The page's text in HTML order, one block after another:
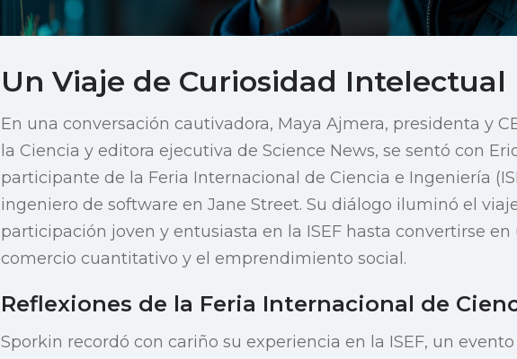
Un Viaje de Curiosidad Intelectual
En una conversación cautivadora, Maya Ajmera, presidenta y
la Ciencia y editora ejecutiva de Science News, se sentó con
participante de la Feria Internacional de Ciencia e Ingeniería
ingeniero de software en Jane Street. Su diálogo iluminó el
participación joven y entusiasta en la ISEF hasta convertirse
comercio cuantitativo y el emprendimiento social.
Reflexiones de la Feria Internacional de
Sporkin recordó con cariño su experiencia en la ISEF, un